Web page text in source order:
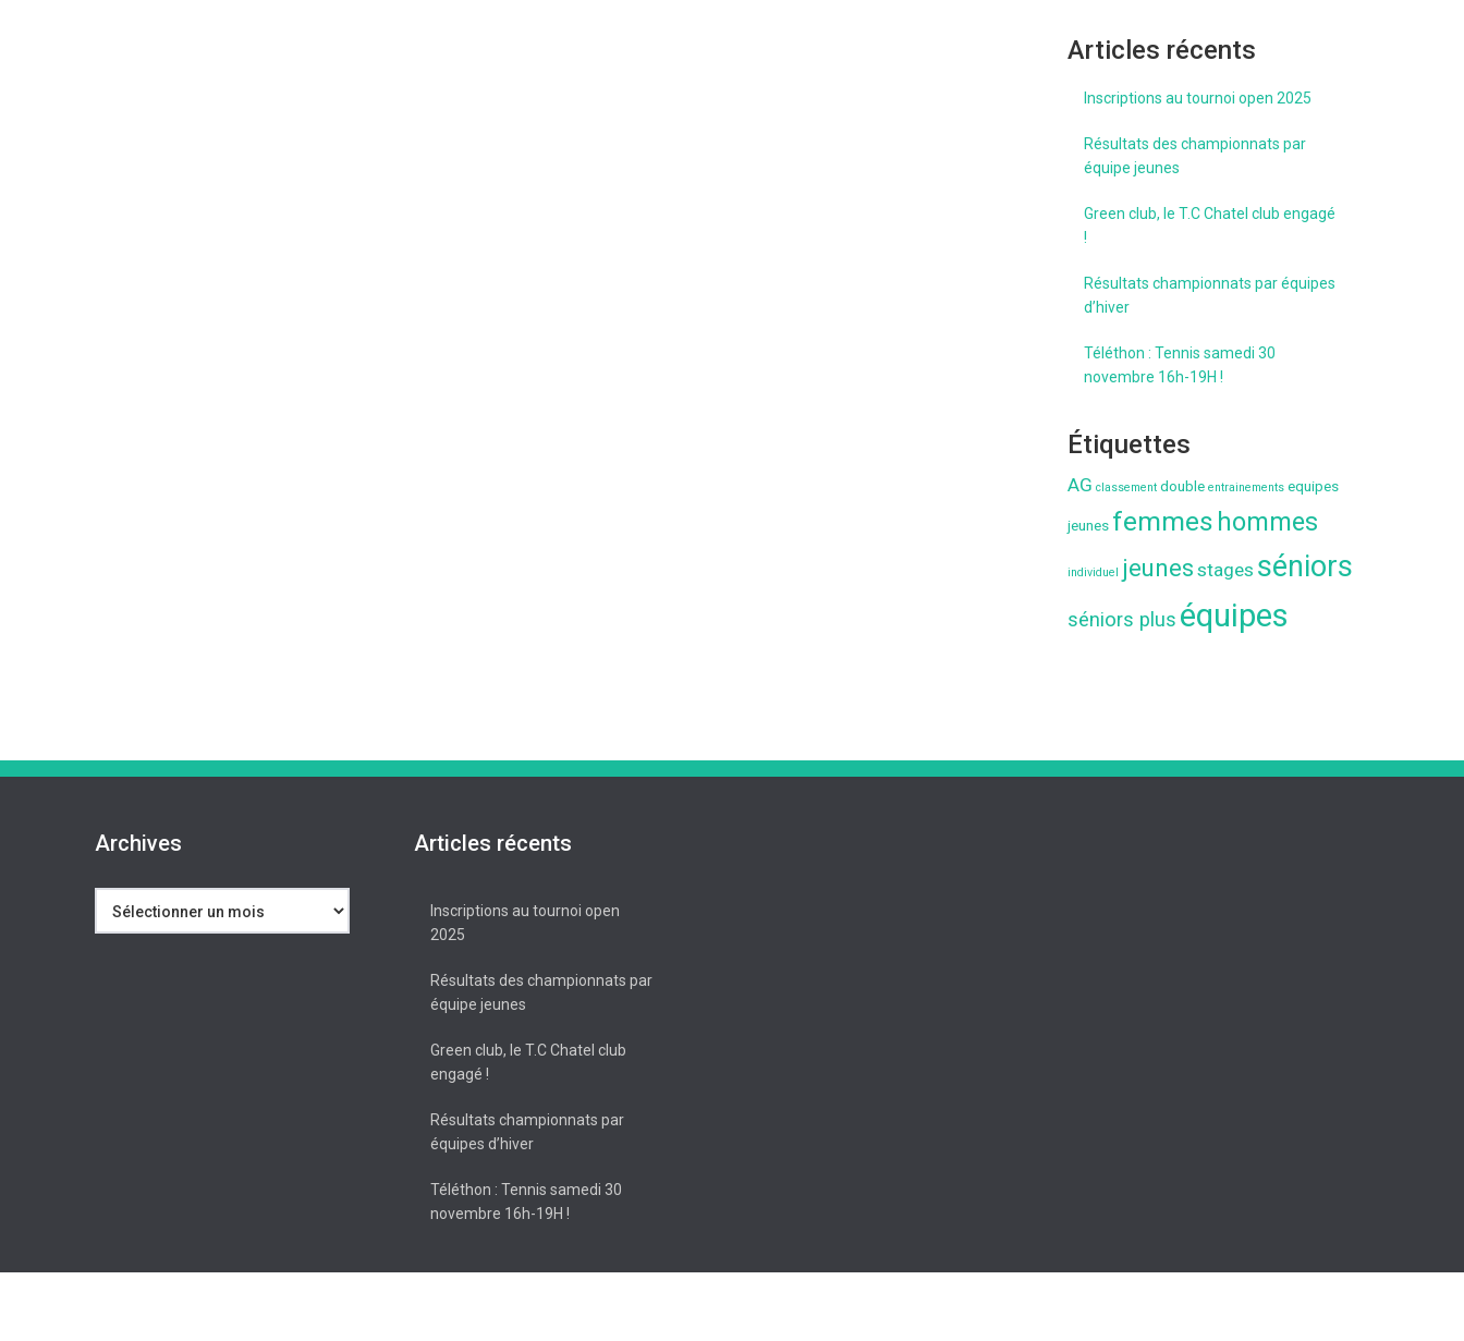
Articles récents
Inscriptions au tournoi open 2025
Résultats des championnats par
équipe jeunes
Green club, le T.C Chatel club engagé
!
Résultats championnats par équipes
d’hiver
Téléthon : Tennis samedi 30
novembre 16h-19H !
Étiquettes
AG classement double entrainements equipes
jeunes femmes hommes
individuel jeunes stages séniors
séniors plus équipes
Archives Articles récents
Inscriptions au tournoi open
2025
Résultats des championnats par
équipe jeunes
Green club, le T.C Chatel club
engagé !
Résultats championnats par
équipes d’hiver
Téléthon : Tennis samedi 30
novembre 16h-19H !